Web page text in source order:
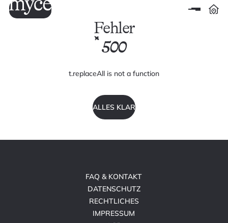
Fehler
500
t.replaceAll is not a function
ALLES KLAR
FAQ & KONTAKT
DATENSCHUTZ
RECHTLICHES
IMPRESSUM